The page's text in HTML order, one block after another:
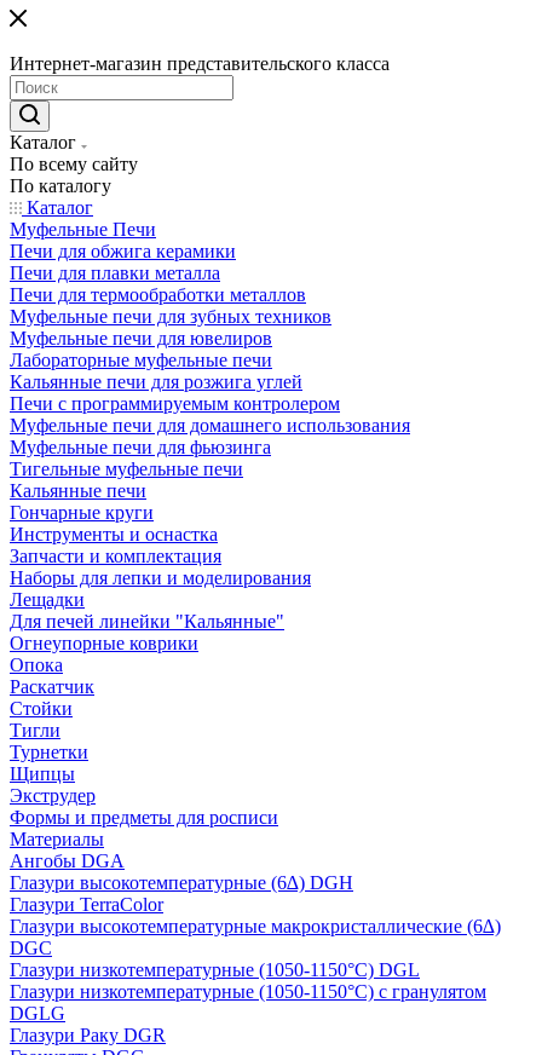
Интернет-магазин представительского класса
Каталог
По всему сайту
По каталогу
Каталог
Муфельные Печи
Печи для обжига керамики
Печи для плавки металла
Печи для термообработки металлов
Муфельные печи для зубных техников
Муфельные печи для ювелиров
Лабораторные муфельные печи
Кальянные печи для розжига углей
Печи с программируемым контролером
Муфельные печи для домашнего использования
Муфельные печи для фьюзинга
Тигельные муфельные печи
Кальянные печи
Гончарные круги
Инструменты и оснастка
Запчасти и комплектация
Наборы для лепки и моделирования
Лещадки
Для печей линейки "Кальянные"
Огнеупорные коврики
Опока
Раскатчик
Стойки
Тигли
Турнетки
Щипцы
Экструдер
Формы и предметы для росписи
Материалы
Ангобы DGA
Глазури высокотемпературные (6∆) DGH
Глазури TerraColor
Глазури высокотемпературные макрокристаллические (6∆)
DGC
Глазури низкотемпературные (1050-1150°С) DGL
Глазури низкотемпературные (1050-1150°С) с гранулятом
DGLG
Глазури Раку DGR